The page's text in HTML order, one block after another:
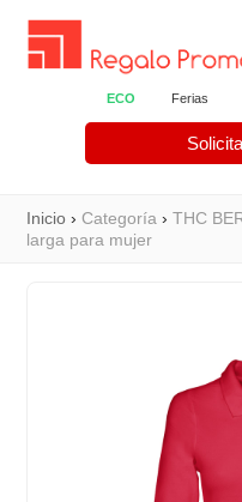
ECO Ferias
Inicio ›Categoría ›THC
larga para mujer